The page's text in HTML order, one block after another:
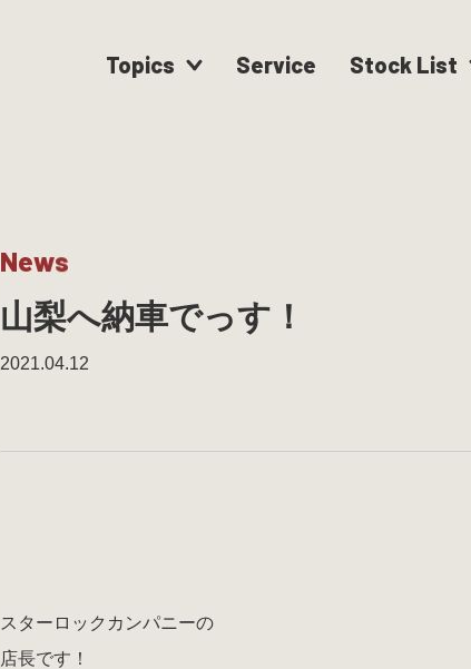
Topics Service Stock List
News
山梨へ納車でっす！
2021.04.12
スターロックカンパニーの
店長です！